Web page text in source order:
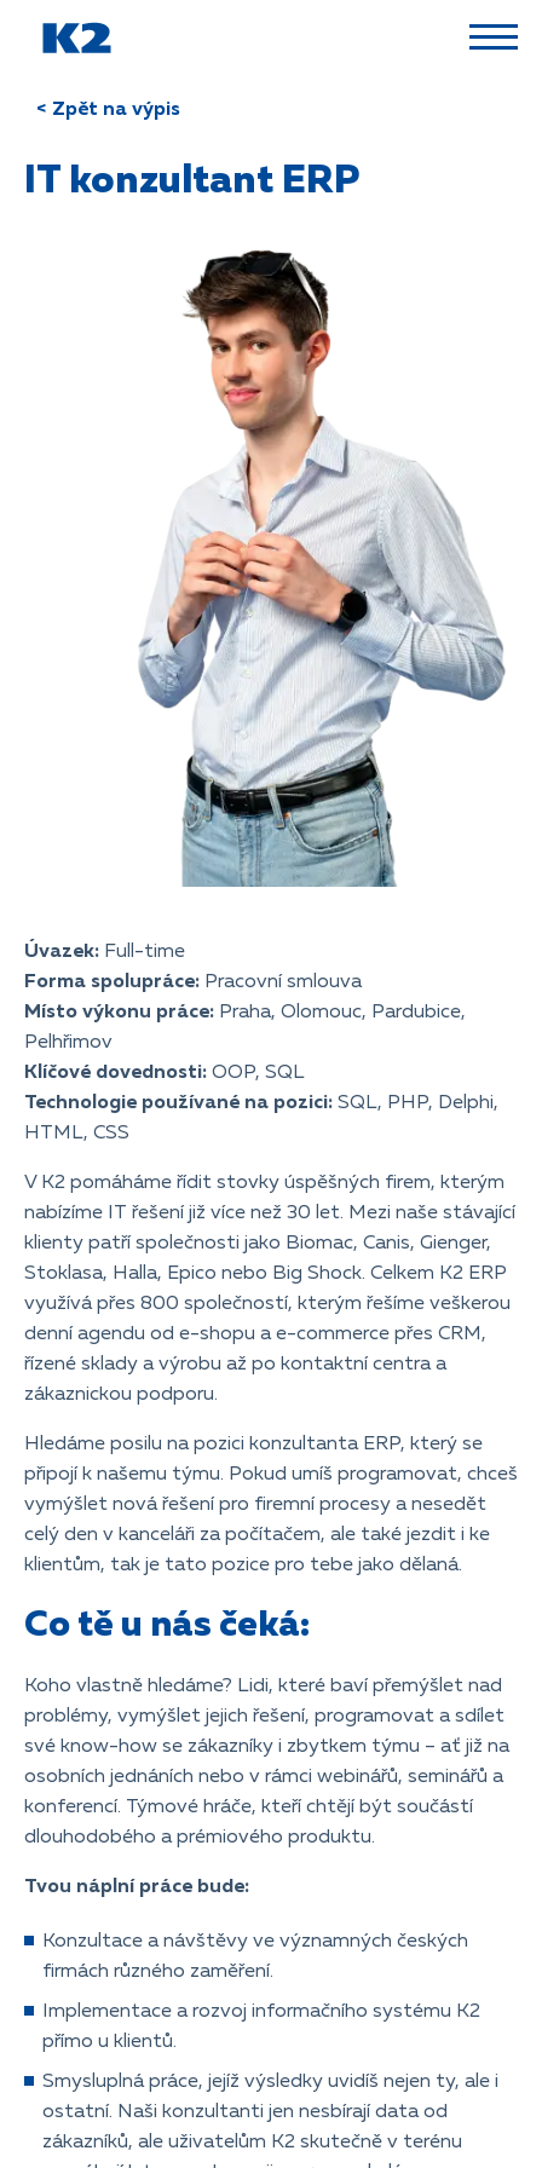
< Zpět na výpis
IT konzultant ERP
Úvazek: Full-time
Forma spolupráce: Pracovní smlouva
Místo výkonu práce: Praha, Olomouc, Pardubice,
Pelhřimov
Klíčové dovednosti: OOP, SQL
Technologie používané na pozici: SQL, PHP, Delphi,
HTML, CSS
V K2 pomáháme řídit stovky úspěšných firem, kterým
nabízíme IT řešení již více než 30 let. Mezi naše stávající
klienty patří společnosti jako Biomac, Canis, Gienger,
Stoklasa, Halla, Epico nebo Big Shock. Celkem K2 ERP
využívá přes 800 společností, kterým řešíme veškerou
denní agendu od e-shopu a e-commerce přes CRM,
řízené sklady a výrobu až po kontaktní centra a
zákaznickou podporu.
Hledáme posilu na pozici konzultanta ERP, který se
připojí k našemu týmu. Pokud umíš programovat, chceš
vymýšlet nová řešení pro firemní procesy a nesedět
celý den v kanceláři za počítačem, ale také jezdit i ke
klientům, tak je tato pozice pro tebe jako dělaná.
Co tě u nás čeká:
Koho vlastně hledáme? Lidi, které baví přemýšlet nad
problémy, vymýšlet jejich řešení, programovat a sdílet
své know-how se zákazníky i zbytkem týmu – ať již na
osobních jednáních nebo v rámci webinářů, seminářů a
konferencí. Týmové hráče, kteří chtějí být součástí
dlouhodobého a prémiového produktu.
Tvou náplní práce bude:
Konzultace a návštěvy ve významných českých
firmách různého zaměření.
Implementace a rozvoj informačního systému K2
přímo u klientů.
Smysluplná práce, jejíž výsledky uvidíš nejen ty, ale i
ostatní. Naši konzultanti jen nesbírají data od
zákazníků, ale uživatelům K2 skutečně v terénu